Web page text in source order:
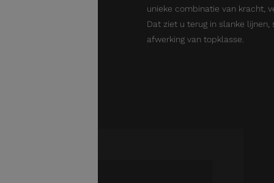
unieke combinatie van kracht,
Dat ziet u terug in slanke
afwerking van topklasse.